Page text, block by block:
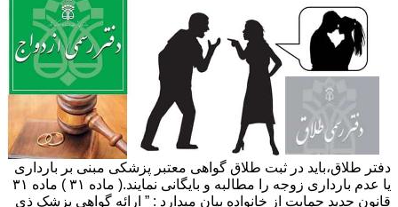
دفتر طلاق،باید در ثبت طلاق گواهی معتبر پزشکی مبنی بر بارداری
یا عدم بارداری زوجه را مطالبه و بایگانی نمایند.( ماده ۳۱ ) ماده ۳۱
قانون جدید حمایت از خانواده بیان میدارد : ” ارائه گواهی پزشک ذی